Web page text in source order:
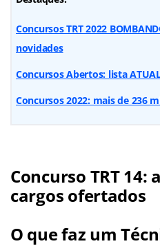
Concursos TRT 2022
novidades
Concursos Abertos: lista
Concursos 2022: mais de 236
Concurso TRT 14:
cargos ofertados
O que faz um